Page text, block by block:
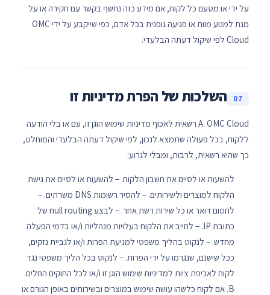
על ידי או מטעם כל לקוח, אם מידע כזה נחשף בקשר עם חקירה או על
מנת למנוע מוות או פגיעה גופנית בכל אדם, כפי שייקבע על ידי OMC
Cloud לפי שיקול דעתה הבלעדי.
07 השלכות של הפרת מדיניות זו
A. OMC Cloud רשאית לאכוף מדיניות שימוש הוגן זו, עם או בלי הודעה
ללקוח, בכל פעולה שתמצא לנכון, לפי שיקול דעתה הבלעדי והמוחלט,
כך שהיא רשאית, לרבות, ומבלי לגרוע:
להשעות או לסיים את חשבון הלקוח. – להשעות או לסיים את גישת
הלקוח למוצרים ולשירותים. – להסיר רשומות DNS משרתים. –
לחסום דואר או כל שירות רשת אחר. – לבצע null routing של
כתובת IP. – לחייב את הלקוח בעלויות מנהליות ו/או בדמי הפעלה
מחדש. – לנקוט בהליך משפטי למניעת הפרות ו/או לגביית נזקים,
ככל שישנם, שנגרמו על ידי הפרות. – לנקוט בכל הליך משפטי נגד
לקוח לאכיפת ציות למדיניות שימוש הוגן זו ו/או לכל החוקים החלים.
B. אם לקוח כלשהו עושה שימוש במוצרים ובשירותים באופן הגורם או